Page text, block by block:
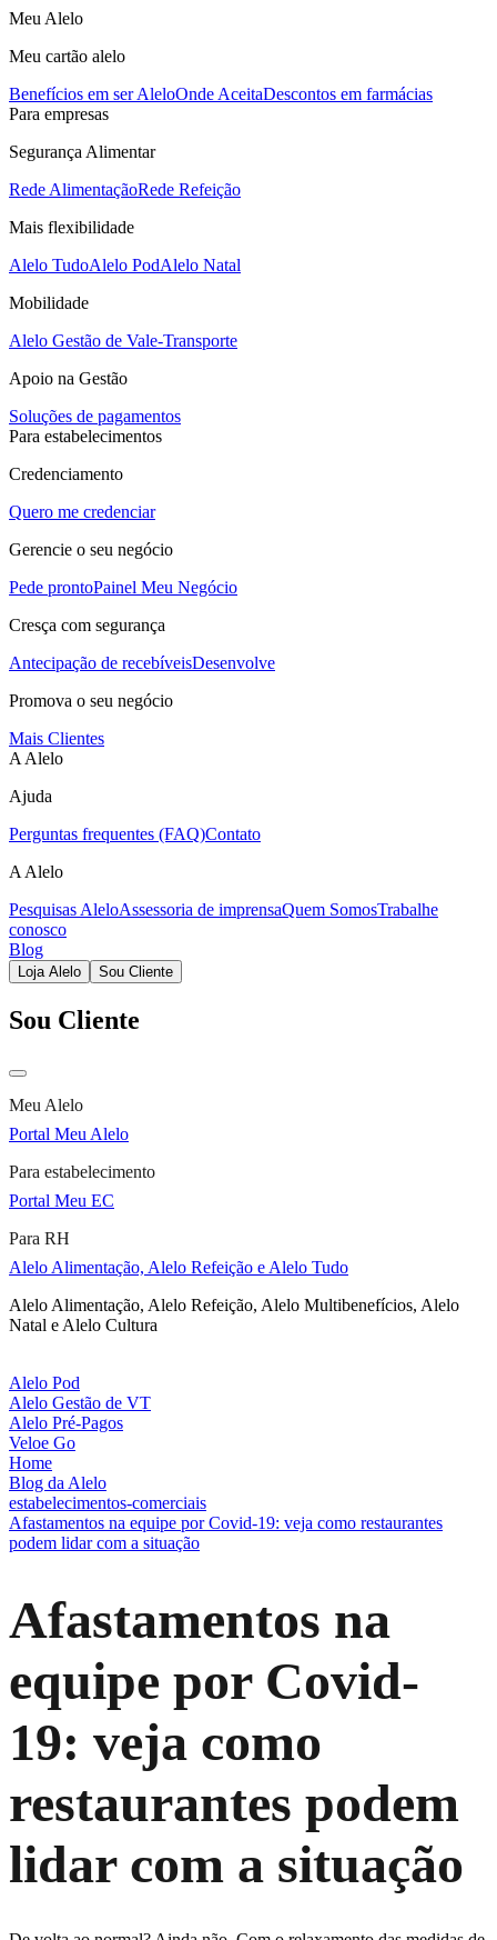
Meu Alelo
Meu cartão alelo
Benefícios em ser AleloOnde AceitaDescontos em farmácias
Para empresas
Segurança Alimentar
Rede AlimentaçãoRede Refeição
Mais flexibilidade
Alelo TudoAlelo PodAlelo Natal
Mobilidade
Alelo Gestão de Vale-Transporte
Apoio na Gestão
Soluções de pagamentos
Para estabelecimentos
Credenciamento
Quero me credenciar
Gerencie o seu negócio
Pede prontoPainel Meu Negócio
Cresça com segurança
Antecipação de recebíveisDesenvolve
Promova o seu negócio
Mais Clientes
A Alelo
Ajuda
Perguntas frequentes (FAQ)Contato
A Alelo
Pesquisas AleloAssessoria de imprensaQuem SomosTrabalhe
conosco
Blog
Loja Alelo Sou Cliente
Sou Cliente
Meu Alelo
Portal Meu Alelo
Para estabelecimento
Portal Meu EC
Para RH
Alelo Alimentação, Alelo Refeição e Alelo Tudo
Alelo Alimentação, Alelo Refeição, Alelo Multibenefícios, Alelo
Natal e Alelo Cultura
Alelo Pod
Alelo Gestão de VT
Alelo Pré-Pagos
Veloe Go
Home
Blog da Alelo
estabelecimentos-comerciais
Afastamentos na equipe por Covid-19: veja como restaurantes
podem lidar com a situação
Afastamentos na
equipe por Covid-
19: veja como
restaurantes podem
lidar com a situação